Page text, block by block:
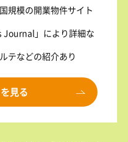
規模の開業物件サイト
Journal」により詳細な
テなどの紹介あり
見る